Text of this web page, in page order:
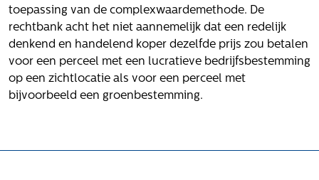
toepassing van de complexwaardemethode. De
rechtbank acht het niet aannemelijk dat een redelijk
denkend en handelend koper dezelfde prijs zou betalen
voor een perceel met een lucratieve bedrijfsbestemming
op een zichtlocatie als voor een perceel met
bijvoorbeeld een groenbestemming.